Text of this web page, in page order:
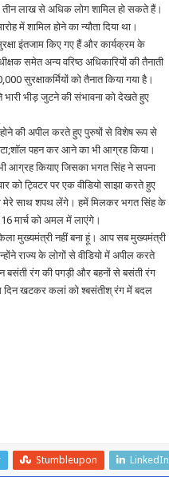
लाख से अधिक लोग शामिल हो सकते हैं।
में शामिल होने का न्यौता दिया था।
इंतजाम किए गए हैं और कार्यक्रम के
समेत अन्य वरिष्ठ अधिकारियों की तैनाती
सुरक्षाकर्मियों को तैनात किया गया है।
भीड़ जुटने की संभावना को देखते हुए
की अपील करते हुए पुरुषों से विशेष रूप से
पहन कर आने का भी आग्रह किया।
आग्रह कियाए जिसका भगत सिंह ने सपना
को ट्विटर पर एक वीडियो साझा करते हुए
मेरे साथ शपथ लेंगे। हमें मिलकर भगत सिंह के
मार्च को अमल में लाएंगे।
मुख्यमंत्री नहीं बना हूं। आप सब मुख्यमंत्री
राज्य के लोगों से वीडियो में अपील करते
बसंती रंग की पगड़ी और बहनों से बसंती रंग
खटकर कलां को श्बसंतीश् रंग में बदल
Stumbleupon LinkedIn